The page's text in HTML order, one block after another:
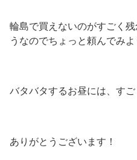
輪島で買えないのがすごく
うなのでちょっと頼んでみよ
バタバタするお昼には、すご
ありがとうございます！